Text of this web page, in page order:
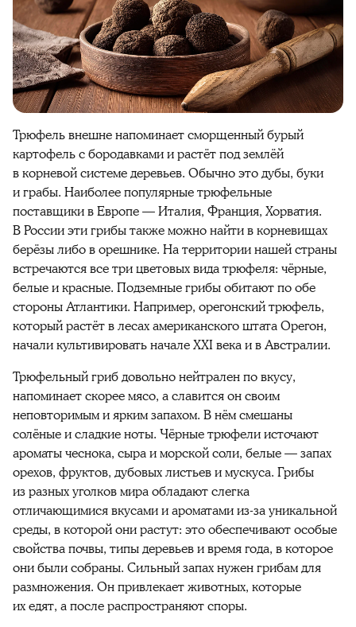
Трюфель внешне напоминает сморщенный бурый
картофель с бородавками и растёт под землёй
в корневой системе деревьев. Обычно это дубы, буки
и грабы. Наиболее популярные трюфельные
поставщики в Европе — Италия, Франция, Хорватия.
В России эти грибы также можно найти в корневищах
берёзы либо в орешнике. На территории нашей страны
встречаются все три цветовых вида трюфеля: чёрные,
белые и красные. Подземные грибы обитают по обе
стороны Атлантики. Например, орегонский трюфель,
который растёт в лесах американского штата Орегон,
начали культивировать начале XXI века и в Австралии.
Трюфельный гриб довольно нейтрален по вкусу,
напоминает скорее мясо, а славится он своим
неповторимым и ярким запахом. В нём смешаны
солёные и сладкие ноты. Чёрные трюфели источают
ароматы чеснока, сыра и морской соли, белые — запах
орехов, фруктов, дубовых листьев и мускуса. Грибы
из разных уголков мира обладают слегка
отличающимися вкусами и ароматами из-за уникальной
среды, в которой они растут: это обеспечивают особые
свойства почвы, типы деревьев и время года, в которое
они были собраны. Сильный запах нужен грибам для
размножения. Он привлекает животных, которые
их едят, а после распространяют споры.